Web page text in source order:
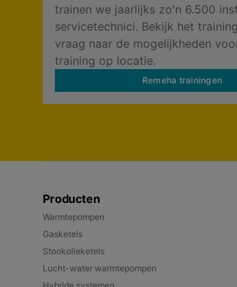
trainen we jaarlijks zo'n 6.500
servicetechnici. Bekijk het
vraag naar de mogelijkheden
training op locatie.
Remeha trainingen
Producten
Warmtepompen
Gasketels
Stookolieketels
Lucht-water warmtepompen